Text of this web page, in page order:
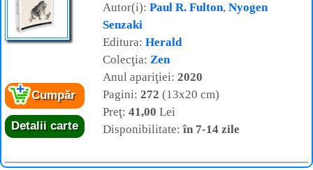
Cumpăr
Detalii carte
Autor(i): Paul R. Fulton, Nyogen
Senzaki
Editura: Herald
Colecţia: Zen
Anul apariţiei: 2020
Pagini: 272 (13x20 cm)
Preţ: 41,00 Lei
Disponibilitate:în 7-14 zile